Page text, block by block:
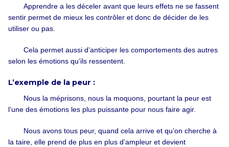
Apprendre a les déceler avant que leurs effets ne se fassent
sentir permet de mieux les contrôler et donc de décider de les
utiliser ou pas.
Cela permet aussi d’anticiper les comportements des autres
selon les émotions qu’ils ressentent.
L’exemple de la peur :
Nous la méprisons, nous la moquons, pourtant la peur est
l’une des émotions les plus puissante pour nous faire agir.
Nous avons tous peur, quand cela arrive et qu’on cherche à
la taire, elle prend de plus en plus d’ampleur et devient